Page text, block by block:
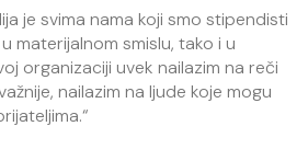
je svima nama koji smo stipendisti
materijalnom smislu, tako i u
organizaciji uvek nailazim na reči
nailazim na ljude koje mogu